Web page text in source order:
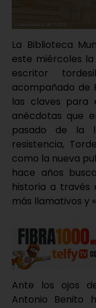
La Biblioteca
este miércoles
escritor
acompañado de
las claves para
anécdotas que
pasado de la
resistencia,
como la nueva
hace años
historia a través
más llamativos y
Ante los ojos
Antonio Benito